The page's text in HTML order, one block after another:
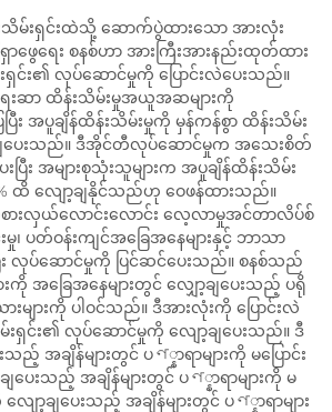
မ်းရှင်းထဲသို့ ဆောက်ပွဲထားသော အားလုံး
ာဖွေရေး စနစ်ဟာ အားကြီးအားနည်းထုတ်ထား
ရှင်း၏ လုပ်ဆောင်မှုကို ပြောင်းလဲပေးသည်။
ေးဆာ ထိန်းသိမ်းမှုအယူအဆများကို
း အပူချိန်ထိန်းသိမ်းမှုကို မှန်ကန်စွာ ထိန်းသိမ်း
ျပေးသည်။ ဒီအိုင်တီလုပ်ဆောင်မှုက အသေးစိတ်
း အများစုသုံးသူများက အပူချိန်ထိန်းသိမ်း
ထိ လျော့ချနိုင်သည်ဟု ဝေဖန်ထားသည်။
ားလှယ်လောင်းလောင်း လေ့လာမှုအင်တာလိပ်စ်
၊ ပတ်ဝန်းကျင်အခြေအနေများနှင့် ဘာသာ
ြီး လုပ်ဆောင်မှုကို ပြင်ဆင်ပေးသည်။ စနစ်သည်
းကို အခြေအနေများတွင် လျှော့ချပေးသည့် ပရို
းများကို ပါဝင်သည်။ ဒီအားလုံးကို ပြောင်းလဲ
မ်းရှင်း၏ လုပ်ဆောင်မှုကို လျော့ချပေးသည်။ ဒီ
ည့် အချိန်များတွင် ပণ္နာရာများကို မပြောင်း
ျပေးသည့် အချိန်များတွင် ပণ္နာရာများကို မ
လျော့ချပေးသည့် အချိန်များတွင် ပণ္နာရာများ